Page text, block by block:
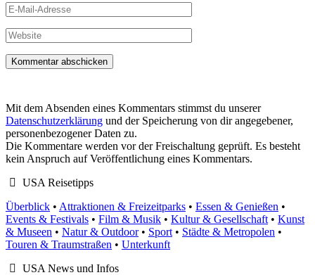
E-
Mail-
Adresse
Website
Mit dem Absenden eines Kommentars stimmst du unserer
Datenschutzerklärung und der Speicherung von dir angegebener,
personenbezogener Daten zu.
Die Kommentare werden vor der Freischaltung geprüft. Es besteht
kein Anspruch auf Veröffentlichung eines Kommentars.
USA Reisetipps
Überblick • Attraktionen & Freizeitparks • Essen & Genießen •
Events & Festivals • Film & Musik • Kultur & Gesellschaft • Kunst
& Museen • Natur & Outdoor• Sport • Städte & Metropolen •
Touren & Traumstraßen • Unterkunft
USA News und Infos